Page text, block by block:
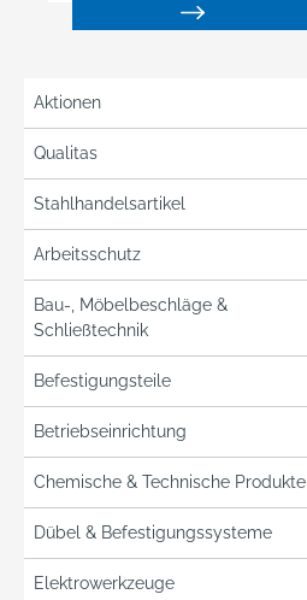
Aktionen
Qualitas
Stahlhandelsartikel
Arbeitsschutz
Bau-, Möbelbeschläge &
Schließtechnik
Befestigungsteile
Betriebseinrichtung
Chemische & Technische Produkte
Dübel & Befestigungssysteme
Elektrowerkzeuge